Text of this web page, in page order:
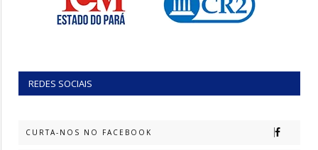
REDES SOCIAIS
CURTA-NOS NO FACEBOOK